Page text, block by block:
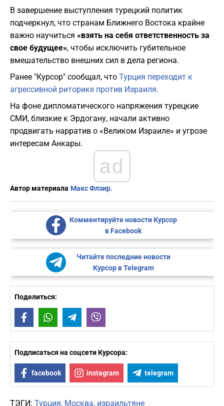
В завершение выступления турецкий политик
подчеркнул, что странам Ближнего Востока крайне
важно научиться «взять на себя ответственность за
свое будущее», чтобы исключить губительное
вмешательство внешних сил в дела региона.
Ранее "Курсор" сообщал, что Турция переходит к
агрессивной риторике против Израиля.
На фоне дипломатического напряжения турецкие
СМИ, близкие к Эрдогану, начали активно
продвигать нарратив о «Великом Израиле» и угрозе
интересам Анкары.
ad
Автор материала Макс Флэир.
Комментируйте новости Курсор
в Facebook
Читайте последние новости
Курсор в Telegram
Поделиться:
FacebookWhatsAppTelegram
Подписаться на соцсети Курсора:
facebook instagram telegram
ТЭГИ: Турция Москва израильтяне